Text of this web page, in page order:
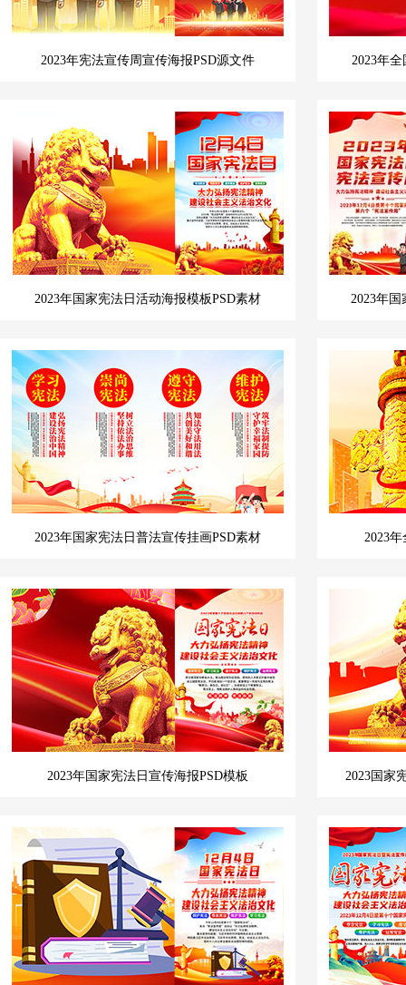
2023年宪法宣传周宣传海报PSD源文件 2023年
2023年国家宪法日活动海报模板PSD素材 2023年
2023年国家宪法日普法宣传挂画PSD素材 2023
2023年国家宪法日宣传海报PSD模板 2023国家